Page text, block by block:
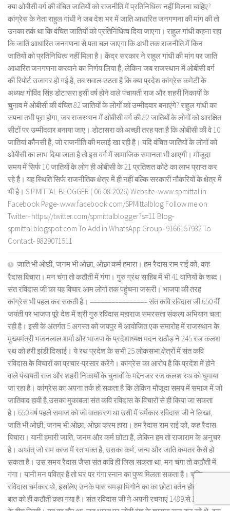
क्या ओबीसी वर्ग की वंचित जातियों को राजनीति में प्रतिनिधित्व नहीं मिलना चाहिए?
कांग्रेस के नेता राहुल गांधी ने जब देश भर में जाति आधारित जनगणना की मांग की तो
उनका तर्क था कि वंचित जातियों को प्रतिनिधित्व दिया जाएगा। राहुल गांधी कहना रहा
कि जाति आधारित जनगणना से पता चल जाएगा कि अभी तक राजनीति में किन
जातियों को प्रतिनिधित्व नहीं मिला है। केंद्र सरकार ने राहुल गांधी की मांग पर जाति
आधारित जनगणना करवाने का निर्णय लिया है, लेकिन जब राजस्थान में ओबीसी वर्ग
की रिपोर्ट उजागर हो गई है, तब सवाल उठता है कि क्या प्रदेश कांग्रेस कमेटी के
अध्यक्ष गोविंद सिंह डोटासरा इसी वर्ष होने वाले पंचायती राज और शहरी निकायों के
चुनाव में ओबीसी की वंचित 82 जातियों के लोगों को उम्मीदवार बनाएंगे? राहुल गांधी का
सपना तभी पूरा होगा, जब राजस्थान में ओबीसी वर्ग की 82 जातियों के लोगों को आरक्षित
सीटों पर उम्मीदवार बनाया जाए। डोटासरा को अच्छी तरह पता है कि ओबीसी की वे 10
जातियां कौनसी है, जो राजनीति की मलाई खा रही है। यदि वंचित जातियों के लोगों को
ओबीसी का लाभ दिया जाता है तो इस वर्ग में सामाजिक समानता भी आएगी। मौजूदा
समय में सिर्फ 10 जातियों के लोग ही ओबीसी के 21 प्रतिशत कोटे का लाभ प्राप्त कर
रहे है। यह स्थिति सिर्फ राजनीतिक क्षेत्र में ही नहीं बल्कि सरकारी नौकरियों के क्षेत्र में
भी है। S.P.MITTAL BLOGGER ( 06-08-2026) Website- www.spmittal.in
Facebook Page- www.facebook.com/SPMittalblog Follow me on
Twitter- https://twitter.com/spmittalblogger?s=11 Blog-
spmittal.blogspot.com To Add in WhatsApp Group- 9166157932 To
Contact- 9829071511
जाति भी ओछी, जनम भी ओछा, ओछा कर्म हमारा। हम रैदास राम राई को, कह
रैदास बिचारा। मन चंगा तो कठौती में गंगा। गुरु ग्रंथ साहिब में भी 41 वाणियों के शब्द।
संत रविदास जी का यह विचार आम लोगों तक पहुंचना जरूरी। भाजपा की तरह
कांग्रेस भी पहल कर सकती है। ================ संत कवि रविदास जी 650 वीं
जयंती पर भाजपा पूरे देश में श्री गुरु रविदास महाराज समरसता संकल्प अभियान चला
रही है। इसी के अंतर्गत 5 अगस्त को जयपुर में आयोजित एक समारोह में राजस्थान के
मुख्यमंत्री भजनलाल शर्मा और भाजपा के प्रदेशाध्यक्ष मदन राठौड़ ने 245 रज कलश
रथ को हरी झंडी दिखाई। ये रथ प्रदेश के सभी 25 लोकसभा क्षेत्रों में संत कवि
रविदास के विचारों का प्रचार-प्रसार करेंगे। कांग्रेस का आरोप है कि प्रदेश में होने
वाले पंचायती राज और शहरी निकायों के चुनावों के मद्देनजर रज कलश रथ को घुमाया
जा रहा है। कांग्रेस का अपना तर्क हो सकता है कि लेकिन मौजूदा समय में समाज में जो
जातिवाद हावी है,उसका मुकाबला संत कवि रविदास के विचारों से ही किया जा सकता
है। 650 वर्ष पहले समाज को जो वातावरण था उसी में चर्मकार रविदास जी ने लिखा,
जाति भी ओछी, जनम भी ओछा, ओछा करम हारा। हम रैदास राम राई को, कह रैदास
बिचारा। यानी हमारी जाति, जनम और कर्म छोटा है, लेकिन हम तो राजाराम के अनुचर
है। अर्थात् जो राम काज में रत भक्त है, उसका कर्म, जन्म और जाति कमतर कैसे हो
सकता है। उस समय रैदास जैसा संत कवि ही लिख सकता था, मन चंगा तो कठौती में
गंगा। यानी मन पवित्र है तो घर पर गंगा स्नान का पुण्य मिलता सकता है। चूंकि
रविदास चर्मकार थे, इसलिए उनके पास चमड़ा भिगोने का का छोटा बर्तन होता था। इस
बात को ही कठौती कहा गया है। संत रविदास जी ने अपनी रचनाएं 1489 से 1471 ईवी